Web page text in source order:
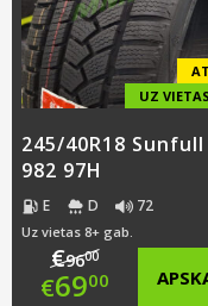
UZ
245/40R18 Sunfull
982 97H
E D 72
Uz vietas 8+ gab.
€9600
Original
€6900